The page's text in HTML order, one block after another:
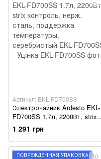
Артикул: EKL-FD700SS
Электрочайник Ardesto EKL-
FD700SS 1.7л, 2200Вт, strix
контроль, нерж. сталь,
поддержка температуры,
серебристый EKL-FD700SS -
Уцінка
1 291 грн
ПОВРЕЖДЁННАЯ УПАКОВКА